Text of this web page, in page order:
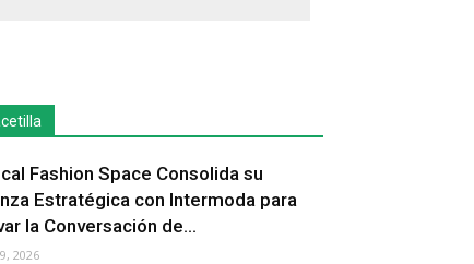
Fashion Space Consolida su
Estratégica con Intermoda para
la Conversación de...
2026